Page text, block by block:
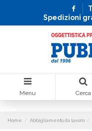
Spedizioni
Menu Cerca
Home Abbigliamento da lavoro